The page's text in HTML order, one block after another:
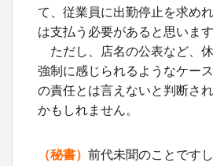
て、従業員に出勤停止を求め
は支払う必要があると思います
ただし、店名の公表など、
強制に感じられるようなケー
の責任とは言えないと判断さ
かもしれません。
（秘書） 前代未聞のことです